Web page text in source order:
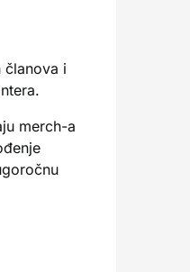
članova i
merch-a